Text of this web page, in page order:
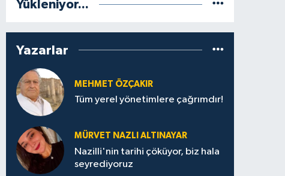
Yükleniyor...
Yazarlar
MEHMET ÖZÇAKIR
Tüm yerel yönetimlere çağrımdır!
MÜRVET NAZLI ALTINAYAR
Nazilli'nin tarihi çöküyor, biz hala
seyrediyoruz